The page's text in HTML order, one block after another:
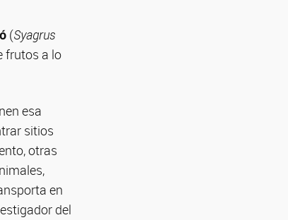
(Syagrus
frutos a lo
esa
sitios
otras
en
del